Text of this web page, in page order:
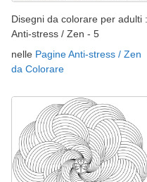
Disegni da colorare per adulti :
Anti-stress / Zen - 5
nelle Pagine Anti-stress / Zen
da Colorare